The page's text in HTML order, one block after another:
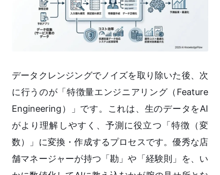
データクレンジングでノイズを取り除いた後、次
に行うのが「特徴量エンジニアリング（Feature
Engineering）」です。これは、生のデータをAI
がより理解しやすく、予測に役立つ「特徴（変
数）」に変換・作成するプロセスです。優秀な店
舗マネージャーが持つ「勘」や「経験則」を、い